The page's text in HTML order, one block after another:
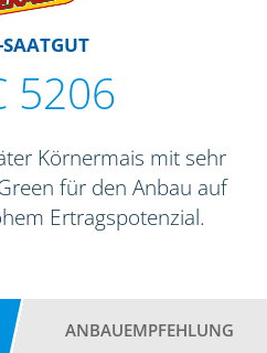
5206
Körnermais mit sehr
für den Anbau auf
Ertragspotenzial.
ANBAUEMPFEHLUNG